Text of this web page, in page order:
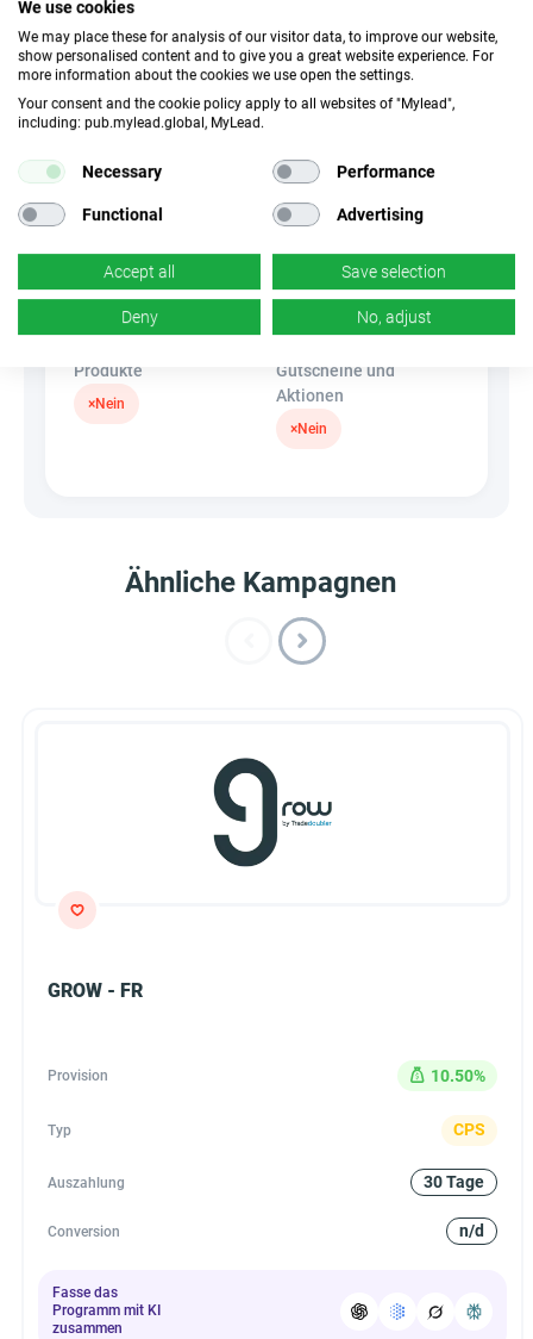
Traffic-Typ
Unerlaubter
Incentivierter Traffic
EPC
0.3 EUR
CR
Deeplink
Banner
×Nein
HideLink
✓Ja
Produkte
×Nein
Gutscheine und
Aktionen
×Nein
Ähnliche Kampagnen
GROW - FR
Provision 10.50%
Typ CPS
Auszahlung 30 Tage
Conversion n/d
Fasse das
Programm mit KI
zusammen
We use cookies
We may place these for analysis of our visitor data, to improve our website,
show personalised content and to give you a great website experience. For
more information about the cookies we use open the settings.
Your consent and the cookie policy apply to all websites of "Mylead",
including: pub.mylead.global, MyLead.
Necessary Performance
Functional Advertising
Accept all Save selection
Deny No, adjust